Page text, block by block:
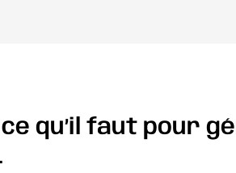
qu’il faut pour